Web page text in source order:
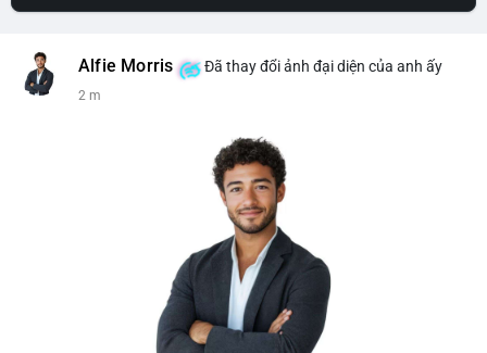
Alfie Morris Đã thay đổi ảnh đại diện của anh ấy
2 m